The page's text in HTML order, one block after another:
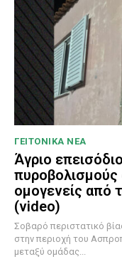
ΓΕΙΤΟΝΙΚΑ ΝΕΑ
Άγριο
ομογενείς από
(video)
Σοβαρό περιστατικό
στην περιοχή του
μεταξύ ομάδας...